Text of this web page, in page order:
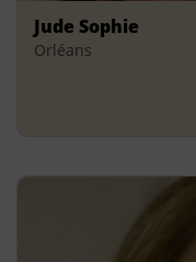
Jude Sophie
Orléans